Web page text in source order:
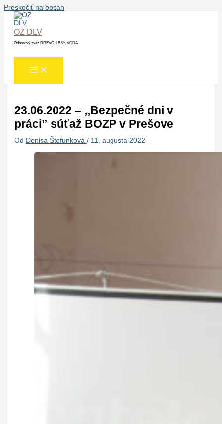
Preskočiť na obsah
OZ DLV
Odborový zväz DREVO, LESY, VODA
23.06.2022 – ,,Bezpečné dni v
práci” súťaž BOZP v Prešove
Od Denisa Štefunková/ 11. augusta 2022